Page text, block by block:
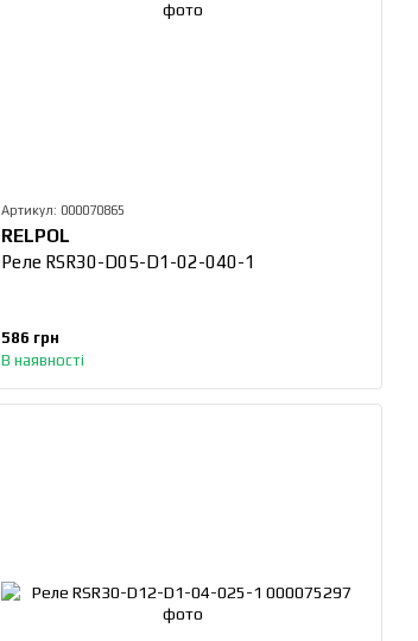
Артикул: 000070865
RELPOL
Реле RSR30-D05-D1-02-040-1
586 грн
В наявності